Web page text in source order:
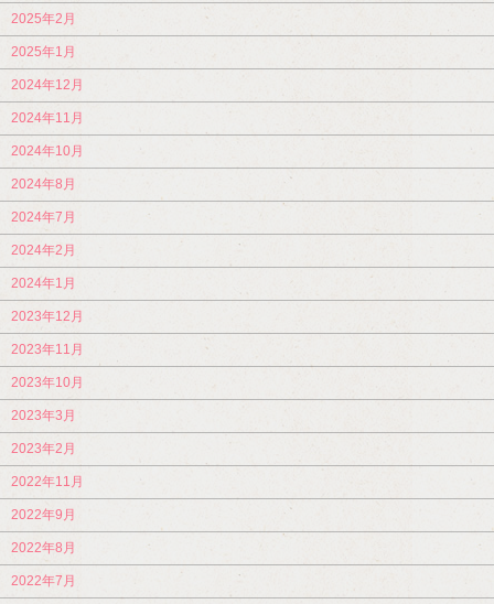
2025年2月
2025年1月
2024年12月
2024年11月
2024年10月
2024年8月
2024年7月
2024年2月
2024年1月
2023年12月
2023年11月
2023年10月
2023年3月
2023年2月
2022年11月
2022年9月
2022年8月
2022年7月